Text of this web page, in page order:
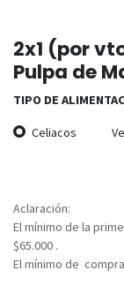
2x1 (por
Pulpa de
TIPO DE
Celiacos
Aclaración:
El mínimo de la
$65.000 .
El mínimo de